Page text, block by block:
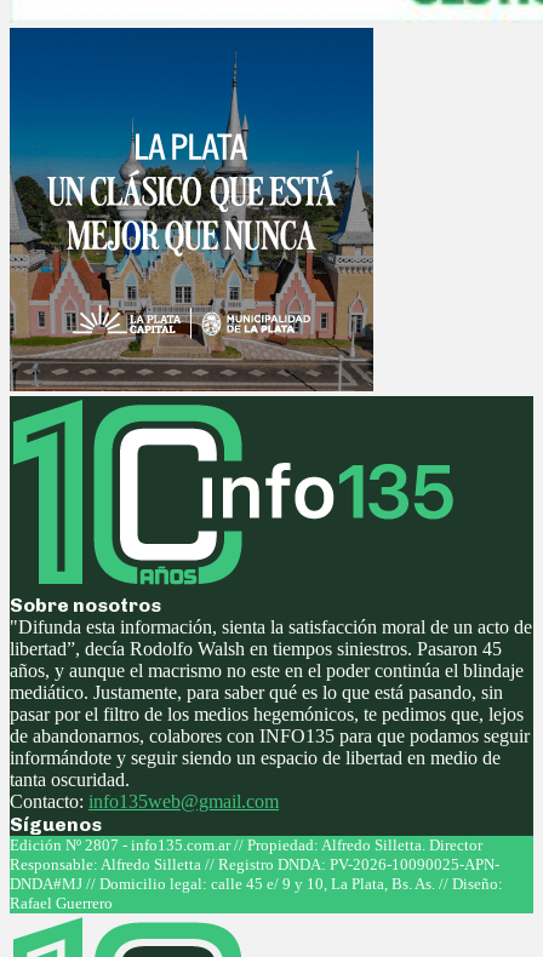
Sobre nosotros
"Difunda esta información, sienta la satisfacción moral de un acto de
libertad”, decía Rodolfo Walsh en tiempos siniestros. Pasaron 45
años, y aunque el macrismo no este en el poder continúa el blindaje
mediático. Justamente, para saber qué es lo que está pasando, sin
pasar por el filtro de los medios hegemónicos, te pedimos que, lejos
de abandonarnos, colabores con INFO135 para que podamos seguir
informándote y seguir siendo un espacio de libertad en medio de
tanta oscuridad.
Contacto: info135web@gmail.com
Síguenos
Facebook
Twitter
Instagram
Youtube
Edición Nº 2807 - info135.com.ar // Propiedad: Alfredo Silletta. Director
Responsable: Alfredo Silletta // Registro DNDA: PV-2026-10090025-APN-
DNDA#MJ // Domicilio legal: calle 45 e/ 9 y 10, La Plata, Bs. As. // Diseño:
Rafael Guerrero